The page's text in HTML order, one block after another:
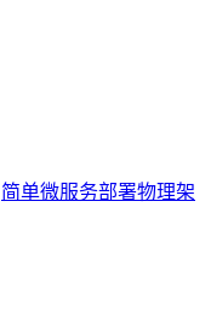
简单微服务部署物理架